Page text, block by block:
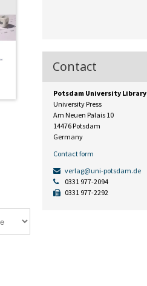
Contact
Potsdam University Library
University Press
Am Neuen Palais 10
14476 Potsdam
Germany
Contact form
verlag@uni-potsdam.de
0331 977-2094
0331 977-2292